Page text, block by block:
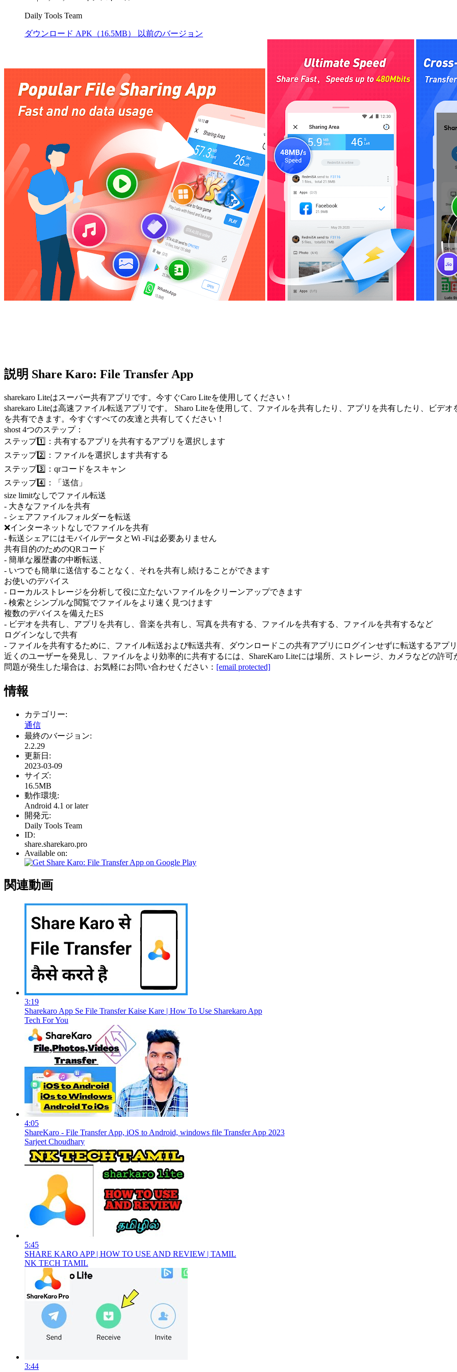
Daily Tools Team
ダウンロード APK（16.5MB） 以前のバージョン
説明 Share Karo: File Transfer App
sharekaro Liteはスーパー共有アプリです。今すぐCaro Liteを使用してください！
sharekaro Liteは高速ファイル転送アプリです。 Sharo Liteを使用して、ファイルを共有したり、アプリを共有したり、ビデ
を共有できます。今すぐすべての友達と共有してください！
shost 4つのステップ：
ステップ1️⃣：共有するアプリを共有するアプリを選択します
ステップ2️⃣：ファイルを選択します共有する
ステップ3️⃣：qrコードをスキャン
ステップ4️⃣：「送信」
size limitなしでファイル転送
- 大きなファイルを共有
- シェアファイルフォルダーを転送
❌インターネットなしでファイルを共有
- 転送シェアにはモバイルデータとWi -Fiは必要ありません
共有目的のためのQRコード
- 簡単な履歴書の中断転送、
- いつでも簡単に送信することなく、それを共有し続けることができます
お使いのデバイス
- ローカルストレージを分析して役に立たないファイルをクリーンアップできます
- 検索とシンプルな閲覧でファイルをより速く見つけます
複数のデバイスを備えたES
- ビデオを共有し、アプリを共有し、音楽を共有し、写真を共有する、ファイルを共有する、ファイルを共有するなど
ログインなしで共有
- ファイルを共有するために、ファイル転送および転送共有、ダウンロードこの共有アプリにログインせずに転送するアプリ
近くのユーザーを発見し、ファイルをより効率的に共有するには、ShareKaro Liteには場所、ストレージ、カメラなどの許可
問題が発生した場合は、お気軽にお問い合わせください： [email protected]
情報
カテゴリー:
通信
最終のバージョン:
2.2.29
更新日:
2023-03-09
サイズ:
16.5MB
動作環境:
Android 4.1 or later
開発元:
Daily Tools Team
ID:
share.sharekaro.pro
Available on:
関連動画
3:19
Sharekaro App Se File Transfer Kaise Kare | How To Use Sharekaro App
Tech For You
4:05
ShareKaro - File Transfer App, iOS to Android, windows file Transfer App 2023
Sarjeet Choudhary
5:45
SHARE KARO APP | HOW TO USE AND REVIEW | TAMIL
NK TECH TAMIL
3:44